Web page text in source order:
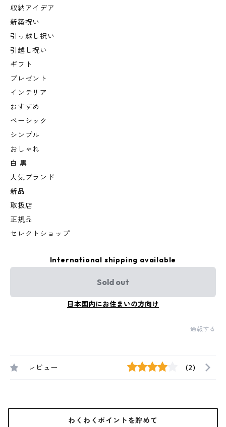
収納アイデア
新築祝い
引っ越し祝い
引越し祝い
ギフト
プレゼント
インテリア
おすすめ
ベーシック
シンプル
おしゃれ
白 黒
人気ブランド
新品
取扱店
正規品
セレクトショップ
International shipping available
Sold out
日本国内にお住まいの方向け
通報する
レビュー (2)
わくわくポイントを貯めて